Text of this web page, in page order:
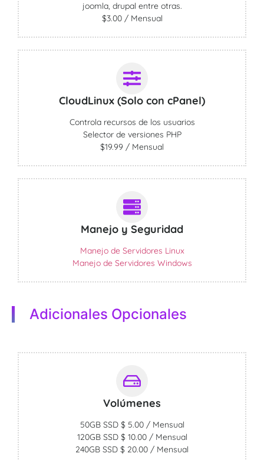
joomla, drupal entre otras.
$3.00 / Mensual
CloudLinux (Solo con cPanel)
Controla recursos de los usuarios
Selector de versiones PHP
$19.99 / Mensual
Manejo y Seguridad
Manejo de Servidores Linux
Manejo de Servidores Windows
Adicionales Opcionales
Volúmenes
50GB SSD $ 5.00 / Mensual
120GB SSD $ 10.00 / Mensual
240GB SSD $ 20.00 / Mensual